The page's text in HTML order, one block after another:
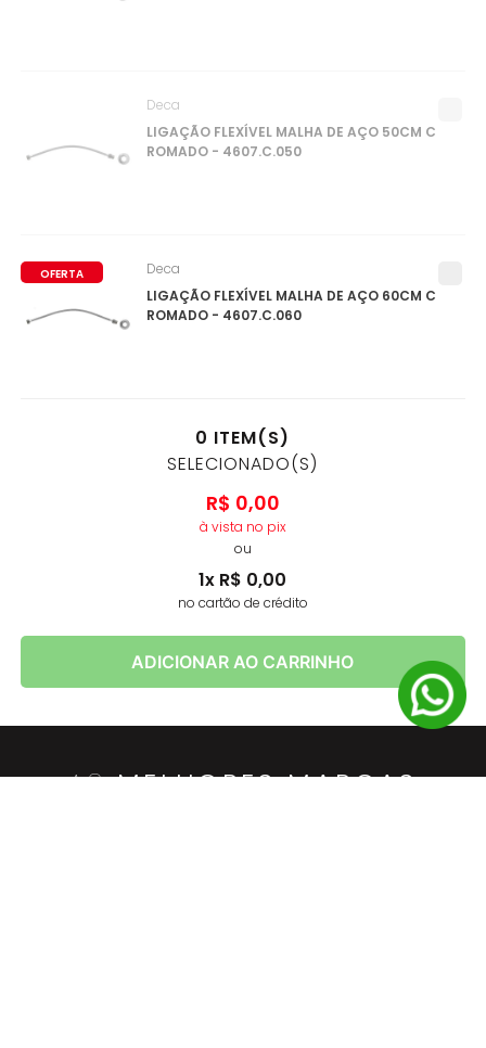
LIGAÇÃO FLEXÍVEL MALHA DE AÇO 50CM C
ROMADO - 4607.C.050
Deca
OFERTA
LIGAÇÃO FLEXÍVEL MALHA DE AÇO 60CM C
ROMADO - 4607.C.060
Deca
0 ITEM(S)
SELECIONADO(S)
R$ 0,00
à vista no pix
ou
1x R$ 0,00
no cartão de crédito
ADICIONAR AO CARRINHO
ASMELHORES MARCAS